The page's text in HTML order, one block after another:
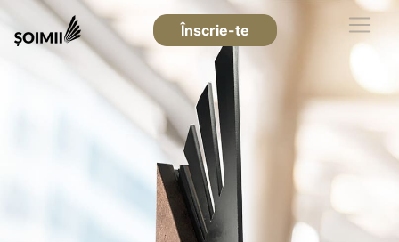
Înscrie-te